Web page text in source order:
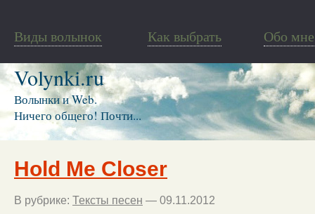
Виды волынок Как выбрать Обо мне
Volynki.ru
Волынки и Web.
Ничего общего! Почти...
Hold Me Closer
В рубрике: Тексты песен — 09.11.2012